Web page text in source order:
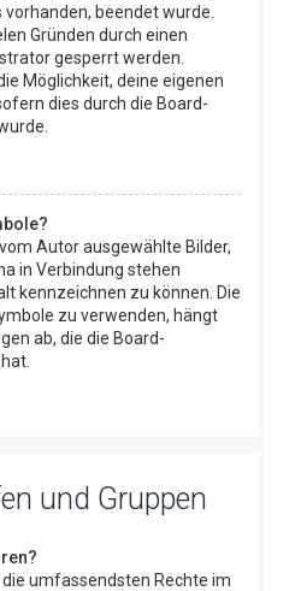
beendet wurde.
Gründen durch einen
gesperrt werden.
Möglichkeit, deine eigenen
dies durch die Board-
Autor ausgewählte Bilder,
in Verbindung stehen
kennzeichnen zu können. Die
zu verwenden, hängt
ab, die die Board-
und Gruppen
umfassendsten Rechte im